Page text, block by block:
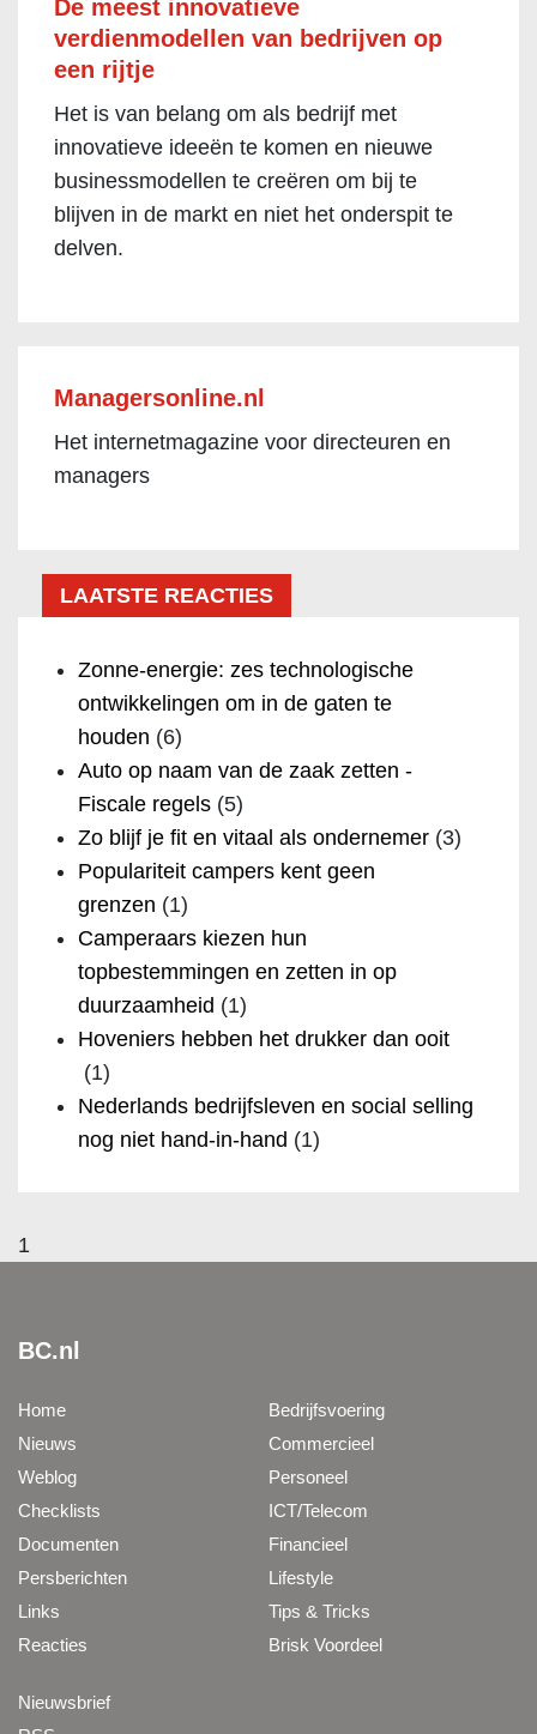
De meest innovatieve
verdienmodellen van bedrijven op
een rijtje
Het is van belang om als bedrijf met
innovatieve ideeën te komen en nieuwe
businessmodellen te creëren om bij te
blijven in de markt en niet het onderspit te
delven.
Managersonline.nl
Het internetmagazine voor directeuren en
managers
LAATSTE REACTIES
Zonne-energie: zes technologische
ontwikkelingen om in de gaten te
houden (6)
Auto op naam van de zaak zetten -
Fiscale regels (5)
Zo blijf je fit en vitaal als ondernemer (3)
Populariteit campers kent geen
grenzen (1)
Camperaars kiezen hun
topbestemmingen en zetten in op
duurzaamheid (1)
Hoveniers hebben het drukker dan ooit
(1)
Nederlands bedrijfsleven en social selling
nog niet hand-in-hand (1)
1
BC.nl
Home
Nieuws
Weblog
Checklists
Documenten
Persberichten
Links
Reacties
Bedrijfsvoering
Commercieel
Personeel
ICT/Telecom
Financieel
Lifestyle
Tips & Tricks
Brisk Voordeel
Nieuwsbrief